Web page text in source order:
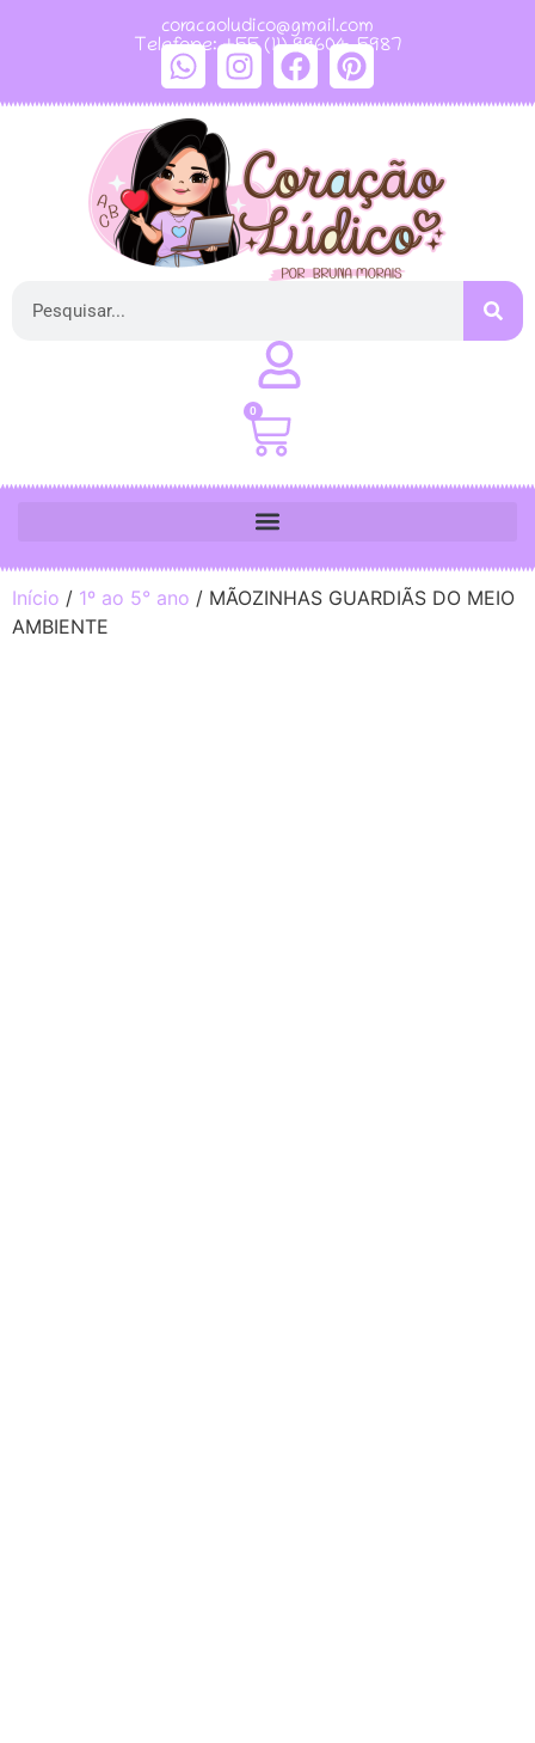
coracaoludico@gmail.com
Telefone: +55 (11) 99604-5987
0
Início / 1º ao 5° ano / MÃOZINHAS GUARDIÃS DO MEIO
AMBIENTE